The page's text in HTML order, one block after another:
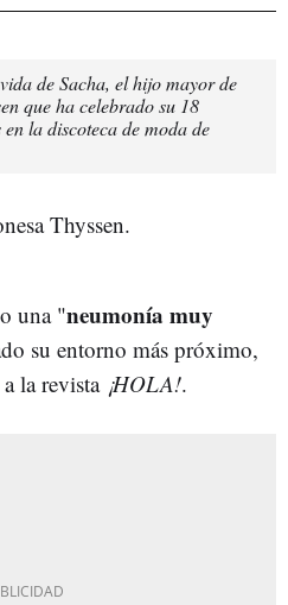
de Sacha, el hijo mayor de
que ha celebrado su 18
la discoteca de moda de
una "neumonía muy
su entorno más próximo,
la revista ¡HOLA!.